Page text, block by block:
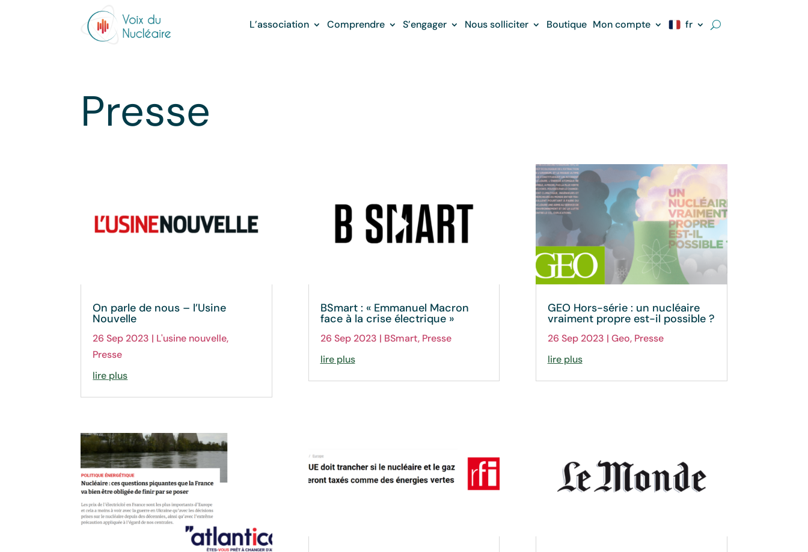
L’association Comprendre S’engager Nous solliciter Boutique Mon compte fr
Presse
On parle de nous – l’Usine
Nouvelle
26 Sep 2023 | L'usine nouvelle,
Presse
lire plus
BSmart : « Emmanuel Macron
face à la crise électrique »
26 Sep 2023 | BSmart, Presse
lire plus
GEO Hors-série : un nucléaire
vraiment propre est-il possible ?
26 Sep 2023 | Geo, Presse
lire plus